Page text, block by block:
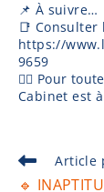
📌 À suivre…
📑 Consulter
https://
9659
👩‍⚖️ Pour
Cabinet est
Article
🔹